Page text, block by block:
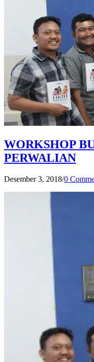
WORKSHOP
PERWALIAN
Desember 3, 2018/0